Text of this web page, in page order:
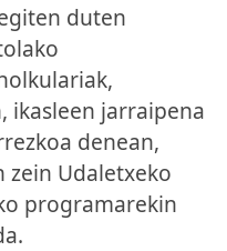
duten
ikasleen jarraipena
denean,
Udaletxeko
programarekin